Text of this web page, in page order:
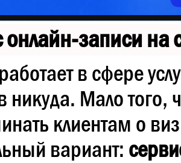
записи на
в сфере
никуда. Мало того,
клиентам о
вариант: